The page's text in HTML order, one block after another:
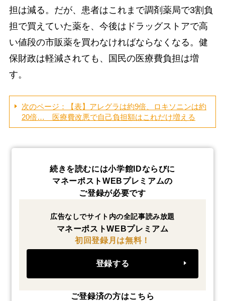
担は減る。だが、患者はこれまで調剤薬局で3割負
担で買えていた薬を、今後はドラッグストアで高
い値段の市販薬を買わなければならなくなる。健
保財政は軽減されても、国民の医療費負担は増
す。
次のページ：【表】アレグラは約9倍、ロキソニンは約
20倍… 医療費改悪で自己負担額はこれだけ増える
続きを読むには小学館IDならびに
マネーポストWEBプレミアムの
ご登録が必要です
広告なしでサイト内の全記事読み放題
マネーポストWEBプレミアム
初回登録月は無料！
登録する
ご登録済の方はこちら